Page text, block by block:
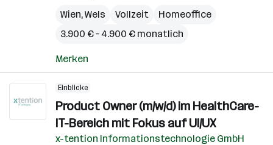
Wien,Wels Vollzeit
Homeoffice
3.900 € – 4.900 € monatlich
Merken
Einblicke
Product Owner (m/w/d) im HealthCare-
IT-Bereich mit Fokus auf UI/UX
x-tention Informationstechnologie GmbH